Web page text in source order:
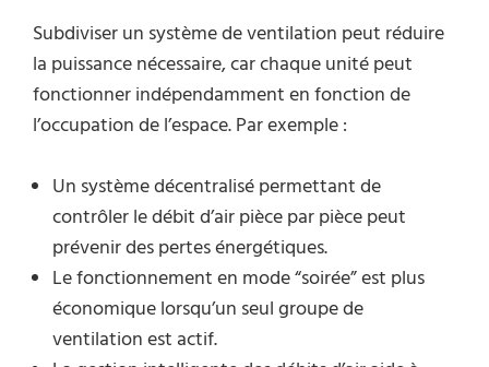
Subdiviser un système de ventilation peut réduire
la puissance nécessaire, car chaque unité peut
fonctionner indépendamment en fonction de
l’occupation de l’espace. Par exemple :
Un système décentralisé permettant de
contrôler le débit d’air pièce par pièce peut
prévenir des pertes énergétiques.
Le fonctionnement en mode “soirée” est plus
économique lorsqu’un seul groupe de
ventilation est actif.